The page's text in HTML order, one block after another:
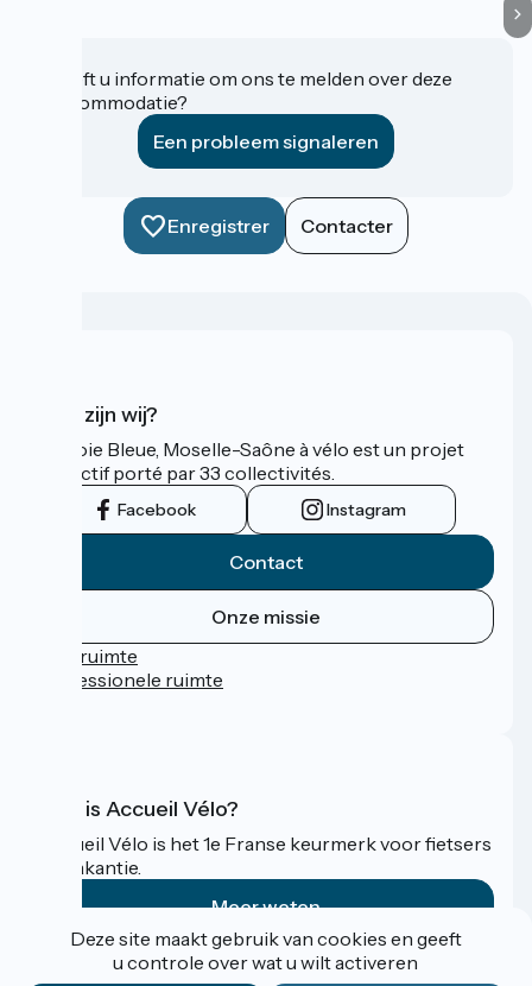
Heeft u informatie om ons te melden over deze
accommodatie?
Een probleem signaleren
Enregistrer Contacter
Wie zijn wij?
La Voie Bleue, Moselle-Saône à vélo est un projet
collectif porté par 33 collectivités.
Facebook Instagram
Contact
Onze missie
Persruimte
Professionele ruimte
Wat is Accueil Vélo?
Accueil Vélo is het 1e Franse keurmerk voor fietsers
op vakantie.
Meer weten
Gefinancierd in het kader van Destination France
Deze site maakt gebruik van cookies en geeft
u controle over wat u wilt activeren